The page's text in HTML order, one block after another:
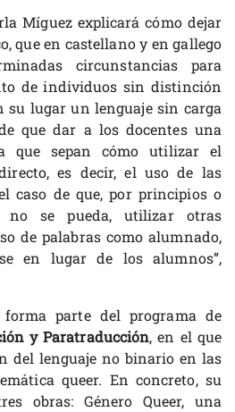
Míguez explicará cómo dejar
que en castellano y en gallego
circunstancias para
de individuos sin distinción
su lugar un lenguaje sin carga
que dar a los docentes una
que sepan cómo utilizar el
es decir, el uso de las
el caso de que, por principios o
no se pueda, utilizar otras
de palabras como alumnado,
en lugar de los alumnos”,
parte del programa de
y Paratraducción, en el que
del lenguaje no binario en las
queer. En concreto, su
obras: Género Queer, una